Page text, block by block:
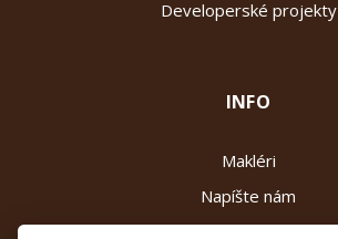
Developerské projekty
INFO
Makléri
Napíšte nám
Kontakt